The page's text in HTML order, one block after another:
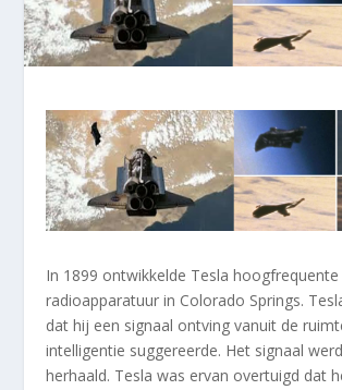
In 1899 ontwikkelde Tesla hoogfrequente
radioapparatuur in Colorado Springs.
dat hij een signaal ontving vanuit de
intelligentie suggereerde. Het signaal
herhaald. Tesla was ervan overtuigd dat